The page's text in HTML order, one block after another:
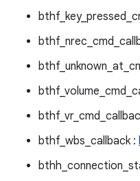
bthf_wbs_callback :